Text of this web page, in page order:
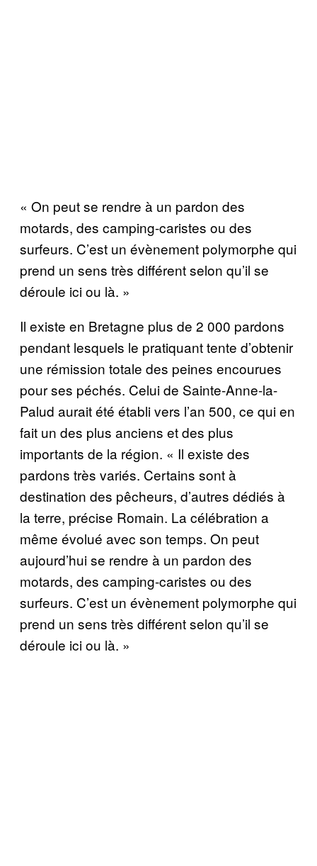
« On peut se rendre à un pardon des
motards, des camping-caristes ou des
surfeurs. C’est un évènement polymorphe qui
prend un sens très différent selon qu’il se
déroule ici ou là. »
Il existe en Bretagne plus de 2 000 pardons
pendant lesquels le pratiquant tente d’obtenir
une rémission totale des peines encourues
pour ses péchés. Celui de Sainte-Anne-la-
Palud aurait été établi vers l’an 500, ce qui en
fait un des plus anciens et des plus
importants de la région. « Il existe des
pardons très variés. Certains sont à
destination des pêcheurs, d’autres dédiés à
la terre, précise Romain. La célébration a
même évolué avec son temps. On peut
aujourd’hui se rendre à un pardon des
motards, des camping-caristes ou des
surfeurs. C’est un évènement polymorphe qui
prend un sens très différent selon qu’il se
déroule ici ou là. »